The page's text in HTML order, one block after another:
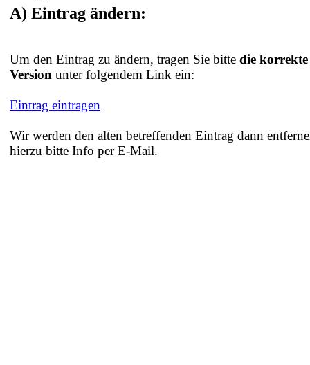
A) Eintrag ändern:
Um den Eintrag zu ändern, tragen Sie bitte die korrekte
Version unter folgendem Link ein:
Eintrag eintragen
Wir werden den alten betreffenden Eintrag dann
hierzu bitte Info per E-Mail.